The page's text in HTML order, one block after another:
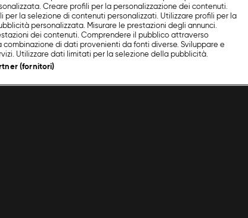
Creare profili per la personalizzazione dei contenuti.
per la selezione di contenuti personalizzati. Utilizzare profili per la
personalizzata. Misurare le prestazioni degli annunci.
dei contenuti. Comprendere il pubblico attraverso
combinazione di dati provenienti da fonti diverse. Sviluppare e
Utilizzare dati limitati per la selezione della pubblicità.
(fornitori)